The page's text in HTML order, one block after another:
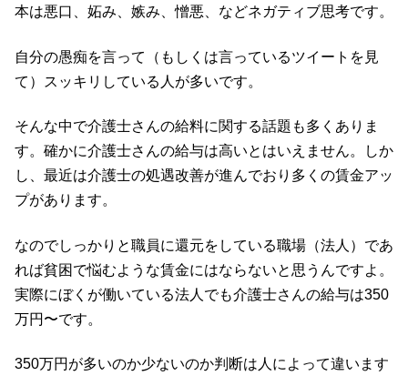
本は悪口、妬み、嫉み、憎悪、などネガティブ思考です。
自分の愚痴を言って（もしくは言っているツイートを見
て）スッキリしている人が多いです。
そんな中で介護士さんの給料に関する話題も多くありま
す。確かに介護士さんの給与は高いとはいえません。しか
し、最近は介護士の処遇改善が進んでおり多くの賃金アッ
プがあります。
なのでしっかりと職員に還元をしている職場（法人）であ
れば貧困で悩むような賃金にはならないと思うんですよ。
実際にぼくが働いている法人でも介護士さんの給与は350
万円〜です。
350万円が多いのか少ないのか判断は人によって違います